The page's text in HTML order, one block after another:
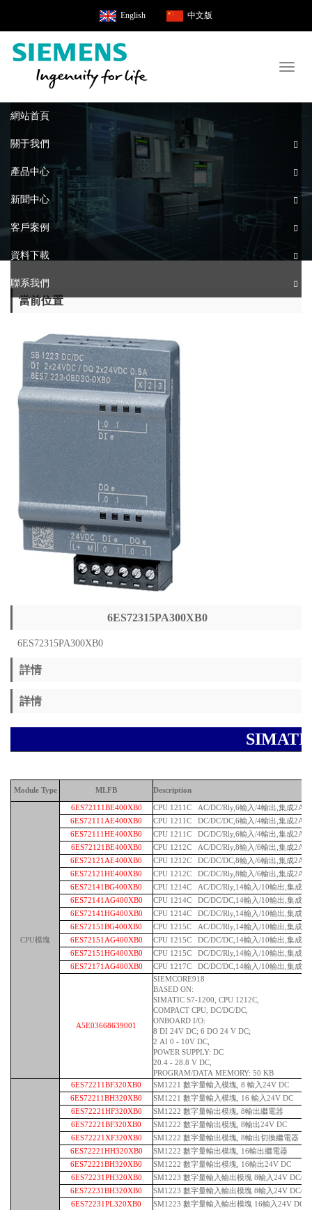
English 中文版
網站首頁
關于我們
產品中心
新聞中心
客戶案例
資料下載
聯系我們
當前位置
6ES72315PA300XB0
6ES72315PA300XB0
詳情
詳情
Module Type MLFB Description
CPU模塊
6ES72111BE400XB0
CPU 1211C AC/DC/Rly,6輸入/4輸出,集成2AI
6ES72111AE400XB0
CPU 1211C DC/DC/DC,6輸入/4輸出,集成2AI
6ES72111HE400XB0
CPU 1211C DC/DC/Rly,6輸入/4輸出,集成2AI
6ES72121BE400XB0
CPU 1212C AC/DC/Rly,8輸入/6輸出,集成2AI
6ES72121AE400XB0
CPU 1212C DC/DC/DC,8輸入/6輸出,集成2AI
6ES72121HE400XB0
CPU 1212C DC/DC/Rly,8輸入/6輸出,集成2AI
6ES72141BG400XB0
CPU 1214C AC/DC/Rly,14輸入/10輸出,集成
6ES72141AG400XB0
CPU 1214C DC/DC/DC,14輸入/10輸出,集成
6ES72141HG400XB0
CPU 1214C DC/DC/Rly,14輸入/10輸出,集成
6ES72151BG400XB0
CPU 1215C AC/DC/Rly,14輸入/10輸出,集成
6ES72151AG400XB0
CPU 1215C DC/DC/DC,14輸入/10輸出,集成
6ES72151HG400XB0
CPU 1215C DC/DC/Rly,14輸入/10輸出,集成
6ES72171AG400XB0
CPU 1217C DC/DC/DC,14輸入/10輸出,集成
A5E03668639001
SIEMCORE918
BASED ON:
SIMATIC S7-1200, CPU 1212C,
COMPACT CPU, DC/DC/DC,
ONBOARD I/O:
8 DI 24V DC; 6 DO 24 V DC;
2 AI 0 - 10V DC,
POWER SUPPLY: DC
20.4 - 28.8 V DC,
PROGRAM/DATA MEMORY: 50 KB
6ES72211BF320XB0
SM1221 數字量輸入模塊, 8 輸入24V DC
6ES72211BH320XB0
SM1221 數字量輸入模塊, 16 輸入24V DC
6ES72221HF320XB0
SM1222 數字量輸出模塊, 8輸出繼電器
6ES72221BF320XB0
SM1222 數字量輸出模塊, 8輸出24V DC
6ES72221XF320XB0
SM1222 數字量輸出模塊, 8輸出切換繼電器
6ES72221HH320XB0
SM1222 數字量輸出模塊, 16輸出繼電器
6ES72221BH320XB0
SM1222 數字量輸出模塊, 16輸出24V DC
6ES72231PH320XB0
SM1223 數字量輸入輸出模塊 8輸入24V DC/ 8
6ES72231BH320XB0
SM1223 數字量輸入輸出模塊 8輸入24V DC/ 8
6ES72231PL320XB0
SM1223 數字量輸入輸出模塊 16輸入24V DC/